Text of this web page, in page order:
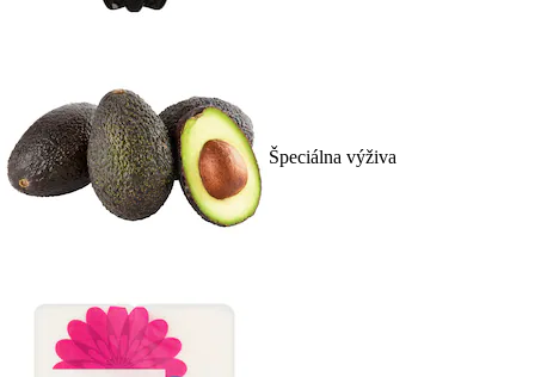
Špeciálna výživa